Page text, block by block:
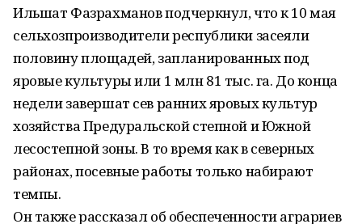
Ильшат Фазрахманов подчеркнул, что к 10 мая
сельхозпроизводители республики засеяли
половину площадей, запланированных под
яровые культуры или 1 млн 81 тыс. га. До конца
недели завершат сев ранних яровых культур
хозяйства Предуральской степной и Южной
лесостепной зоны. В то время как в северных
районах, посевные работы только набирают
темпы.
Он также рассказал об обеспеченности аграриев